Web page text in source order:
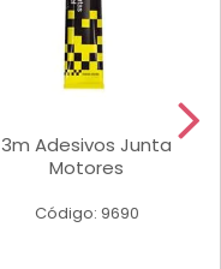
3m Adesivos Junta
Motores
Código: 9690